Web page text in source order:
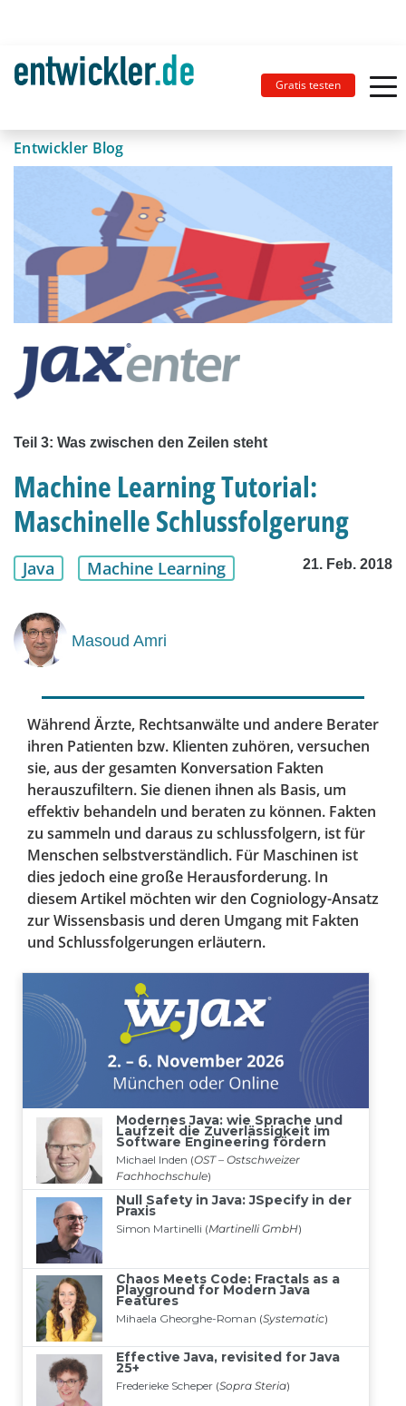
Gratis testen
Entwickler Blog
Teil 3: Was zwischen den Zeilen steht
Machine Learning Tutorial:
Maschinelle Schlussfolgerung
Java Machine Learning 21. Feb. 2018
Masoud Amri
Während Ärzte, Rechtsanwälte und andere Berater
ihren Patienten bzw. Klienten zuhören, versuchen
sie, aus der gesamten Konversation Fakten
herauszufiltern. Sie dienen ihnen als Basis, um
effektiv behandeln und beraten zu können. Fakten
zu sammeln und daraus zu schlussfolgern, ist für
Menschen selbstverständlich. Für Maschinen ist
dies jedoch eine große Herausforderung. In
diesem Artikel möchten wir den Cogniology-Ansatz
zur Wissensbasis und deren Umgang mit Fakten
und Schlussfolgerungen erläutern.